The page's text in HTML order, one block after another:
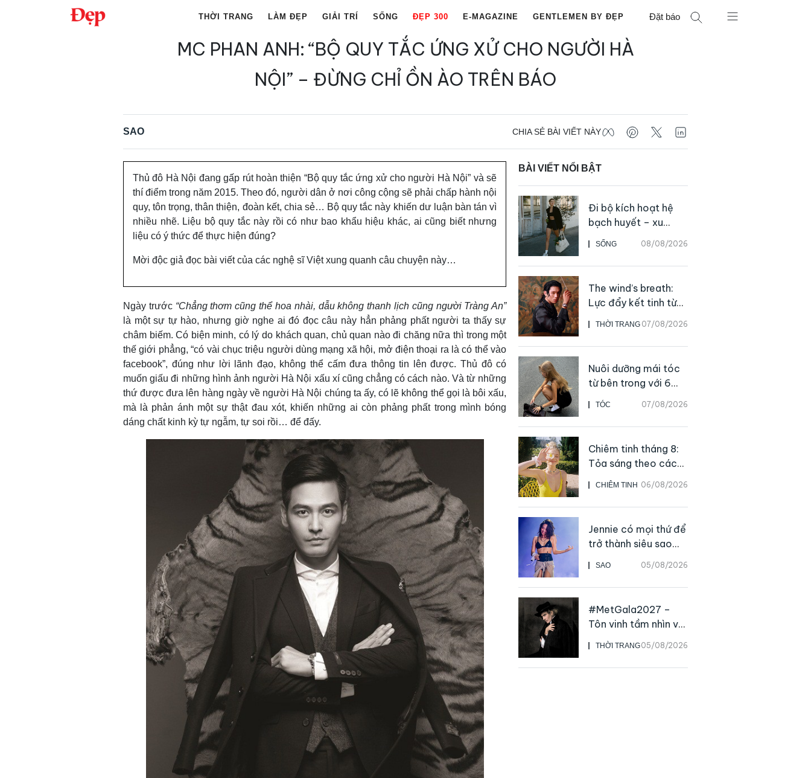
THỜI TRANG LÀM ĐẸP GIẢI TRÍ SỐNG ĐẸP 300 E-MAGAZINE GENTLEMEN BY ĐẸP Đặt báo
MC PHAN ANH: “BỘ QUY TẮC ỨNG XỬ CHO NGƯỜI HÀ
NỘI” – ĐỪNG CHỈ ỒN ÀO TRÊN BÁO
SAO CHIA SẺ BÀI VIẾT NÀY
Thủ đô Hà Nội đang gấp rút hoàn thiện “Bộ quy tắc ứng xử cho người Hà Nội” và sẽ
thí điểm trong năm 2015. Theo đó, người dân ở nơi công cộng sẽ phải chấp hành nội
quy, tôn trọng, thân thiện, đoàn kết, chia sẻ… Bộ quy tắc này khiến dư luận bàn tán vì
nhiều nhẽ. Liệu bộ quy tắc này rồi có như bao khẩu hiệu khác, ai cũng biết nhưng
liệu có ý thức để thực hiện đúng?
Mời độc giả đọc bài viết của các nghệ sĩ Việt xung quanh câu chuyện này…
Ngày trước “Chẳng thơm cũng thể hoa nhài, dẫu không thanh lịch cũng người Tràng An”
là một sự tự hào, nhưng giờ nghe ai đó đọc câu này hẳn phảng phất người ta thấy sự
châm biếm. Có biện minh, có lý do khách quan, chủ quan nào đi chăng nữa thì trong một
thế giới phẳng, “có vài chục triệu người dùng mạng xã hội, mở điện thoại ra là có thể vào
facebook”, đúng như lời lãnh đạo, không thể cấm đưa thông tin lên được. Thủ đô có
muốn giấu đi những hình ảnh người Hà Nội xấu xí cũng chẳng có cách nào. Và từ những
thứ được đưa lên hàng ngày về người Hà Nội chúng ta ấy, có lẽ không thể gọi là bôi xấu,
mà là phản ánh một sự thật đau xót, khiến những ai còn phảng phất trong mình bóng
dáng chất kinh kỳ tự ngẫm, tự soi rồi… để đấy.
BÀI VIẾT NỔI BẬT
SỐNG 08/08/2026
Đi bộ kích hoạt hệ
bạch huyết – xu
hướng tập luyện đơn
giản ai cũng có thể
bắt đầu
THỜI TRANG 07/08/2026
The wind’s breath:
Lực đẩy kết tinh từ
sự kiên định
TÓC 07/08/2026
Nuôi dưỡng mái tóc
từ bên trong với 6
thực phẩm giàu
dưỡng chất
CHIÊM TINH 06/08/2026
Chiêm tinh tháng 8:
Tỏa sáng theo cách
của chính mình
SAO 05/08/2026
Jennie có mọi thứ để
trở thành siêu sao
live
THỜI TRANG05/08/2026
#MetGala2027 –
Tôn vinh tầm nhìn và
sức ảnh hưởng sâu
rộng của NTK John
Galliano